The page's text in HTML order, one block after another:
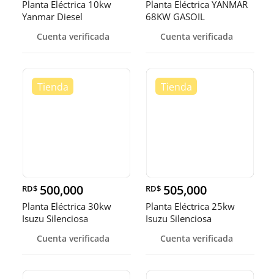
Planta Eléctrica 10kw
Yanmar Diesel
Cuenta verificada
Planta Eléctrica YANMAR
68KW GASOIL
Cuenta verificada
RD$ 500,000
Planta Eléctrica 30kw
Isuzu Silenciosa
Cuenta verificada
RD$ 505,000
Planta Eléctrica 25kw
Isuzu Silenciosa
Cuenta verificada